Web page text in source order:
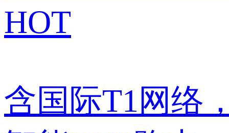
HOT
含国际T1网络